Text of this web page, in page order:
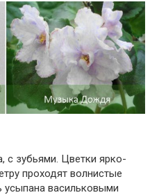
с зубьями. Цветки ярко-
проходят волнистые
усыпана васильковыми